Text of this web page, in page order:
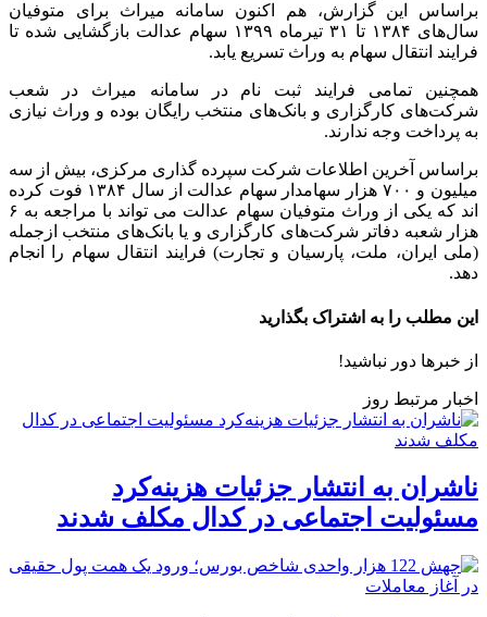
براساس این گزارش، هم اکنون سامانه میراث برای متوفیان
سال‌های ۱۳۸۴ تا ۳۱ تیرماه ۱۳۹۹ سهام عدالت بازگشایی شده تا
فرایند انتقال سهام به وراث تسریع یابد.
همچنین تمامی فرایند ثبت نام در سامانه میراث در شعب
شرکت‌های کارگزاری و بانک‌های منتخب رایگان بوده و وراث نیازی
به پرداخت وجه ندارند.
براساس آخرین اطلاعات شرکت سپرده گذاری مرکزی، بیش از سه
میلیون و ۷۰۰ هزار سهامدار سهام عدالت از سال ۱۳۸۴ فوت کرده
اند که یکی از وراث متوفیان سهام عدالت می تواند با مراجعه به ۶
هزار شعبه دفاتر شرکت‌های کارگزاری و یا بانک‌های منتخب ازجمله
(ملی ایران، ملت، پارسیان و تجارت) فرایند انتقال سهام را انجام
دهد.
این مطلب را به اشتراک بگذارید
از خبرها دور نباشید!
اخبار مرتبط روز
ناشران به انتشار جزئیات هزینه‌کرد
مسئولیت اجتماعی در کدال مکلف شدند